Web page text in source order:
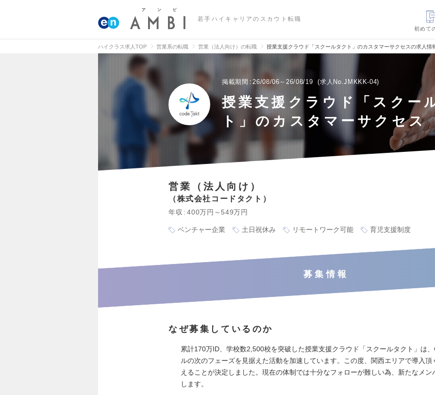
若手ハイキャリアのスカウト転職
初めて
ハイクラス求人TOP 営業系の転職 営業（法人向け）の転職 授業支援クラウド「スクールタクト」のカスタマーサクセスの求人情
掲載期間 26/08/06～26/08/19 求人No.JMKKK-04
授業支援クラウド「スクー
ト」のカスタマーサクセス
営業（法人向け）
株式会社コードタクト
年収 400万円～549万円
ベンチャー企業 土日祝休み リモートワーク可能 育児支援制度
募集情報
なぜ募集しているのか
累計170万ID、学校数2,500校を突破した授業支援クラウド「スクールタクト」は
ルの次のフェーズを見据えた活動を加速しています。この度、関西エリアで導入頂
えることが決定しました。現在の体制では十分なフォローが難しい為、新たなメン
します。